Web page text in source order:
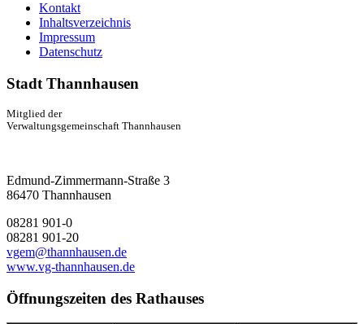
Kontakt
Inhaltsverzeichnis
Impressum
Datenschutz
Stadt Thannhausen
Mitglied der
Verwaltungsgemeinschaft Thannhausen
Edmund-Zimmermann-Straße 3
86470 Thannhausen
08281 901-0
08281 901-20
vgem@thannhausen.de
www.vg-thannhausen.de
Öffnungszeiten des Rathauses